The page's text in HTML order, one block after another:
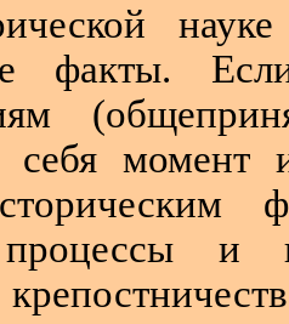
факты.
момент
и